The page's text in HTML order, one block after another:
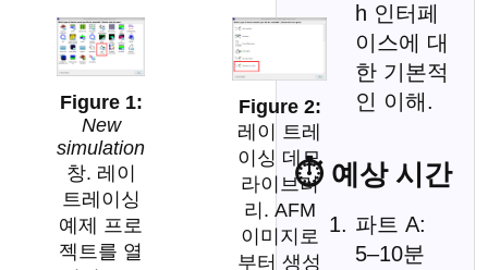
h 인터페
이스에 대
한 기본적
인 이해.
⏱ 예상 시간
파트 A:
5–10분
New
simulation
창. 레이
트레이싱
예제 프로
젝트를 열
레이 트레
이싱 데모
라이브러
리. AFM
이미지로
부터 생성